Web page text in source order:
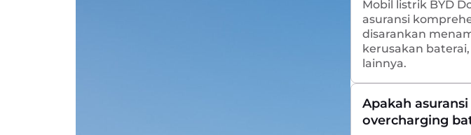
Mobil listrik BYD
asuransi
disarankan
kerusakan
lainnya.
Apakah
overcharging